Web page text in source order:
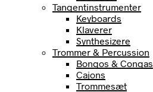
Tangentinstrumenter
Keyboards
Klaverer
Synthesizere
Trommer & Percussion
Bongos & Congas
Cajons
Trommesæt